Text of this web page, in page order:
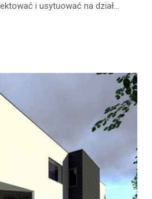
i usytuować na dział...